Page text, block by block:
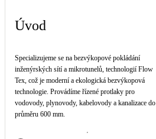
Větrání s rekuperací
Teplovzdušné vytápění
Kotle
Úvod
Specializujeme se na bezvýkopové pokládání
inženýrských sítí a mikrotunelů, technologií Flow
Tex, což je moderní a ekologická bezvýkopová
technologie. Provádíme řízené protlaky pro
vodovody, plynovody, kabelovody a kanalizace do
průměru 600 mm.